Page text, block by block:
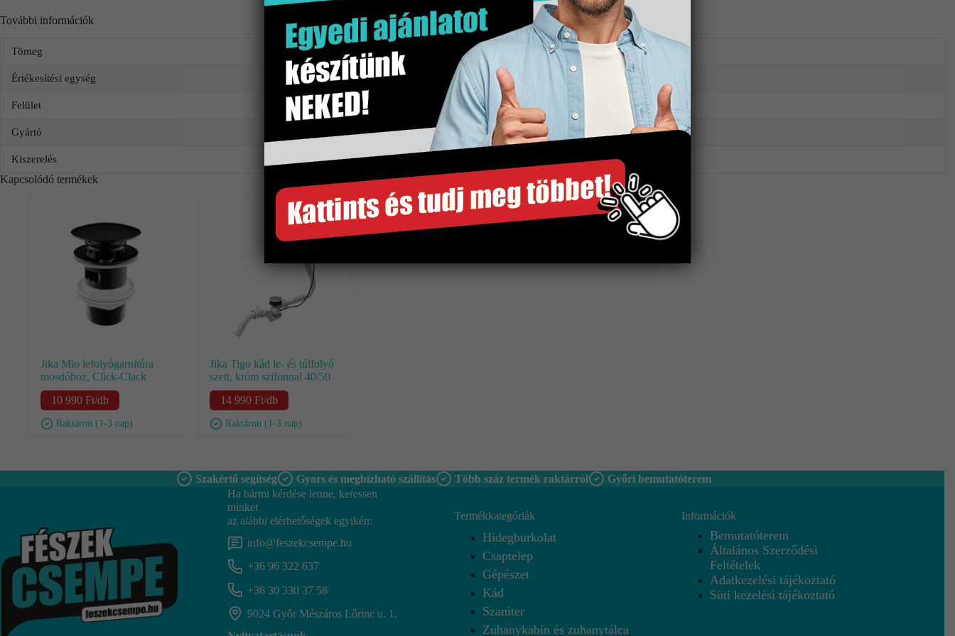
További információk
Tömeg
Értékesítési egység
Felület Króm
Gyártó Jika
Kiszerelés
Kapcsolódó termékek
Jika Mio lefolyógarnitúra
mosdóhoz, Click-Clack
10 990 Ft/db
Raktáron (1-3 nap)
Jika Tigo kád le- és túlfolyó
szett, króm szifonnal 40/50
14 990 Ft/db
Raktáron (1-3 nap)
Szakértő segítség Gyors és megbízható szállítás Több száz termék raktárról
Győri bemutatóterem
Ha bármi kérdése lenne, keressen
minket
az alábbi elérhetőségek egyikén:
info@feszekcsempe.hu
+36 96 322 637
+36 30 330 37 58
9024 Győr Mészáros Lőrinc u. 1.
Termékkategóriák
Hidegburkolat
Csaptelep
Gépészet
Kád
Szaniter
Zuhanykabin és zuhanytálca
Információk
Bemutatóterem
Általános Szerződési
Feltételek
Adatkezelési tájékoztató
Süti kezelési tájékoztató